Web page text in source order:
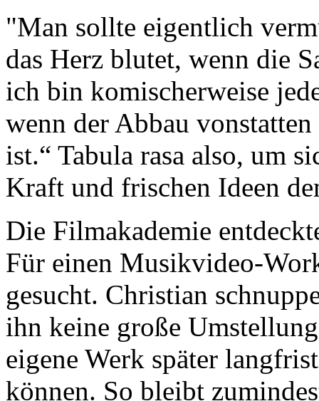
"Man sollte eigentlich
das Herz blutet, wenn die
ich bin komischerweise
wenn der Abbau
ist.“ Tabula rasa also, um
Kraft und frischen Ideen
Die Filmakademie
Für einen Musikvideo-
gesucht. Christian
ihn keine große
eigene Werk später
können. So bleibt